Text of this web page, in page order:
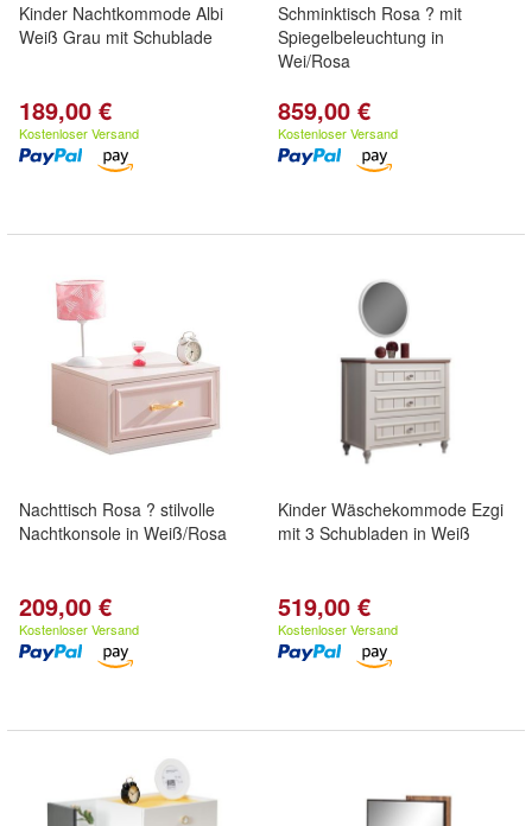
Kinder Nachtkommode Albi
Weiß Grau mit Schublade
189,00 €
Kostenloser Versand
Schminktisch Rosa ? mit
Spiegelbeleuchtung in
Wei/Rosa
859,00 €
Kostenloser Versand
Nachttisch Rosa ? stilvolle
Nachtkonsole in Weiß/Rosa
209,00 €
Kostenloser Versand
Kinder Wäschekommode Ezgi
mit 3 Schubladen in Weiß
519,00 €
Kostenloser Versand